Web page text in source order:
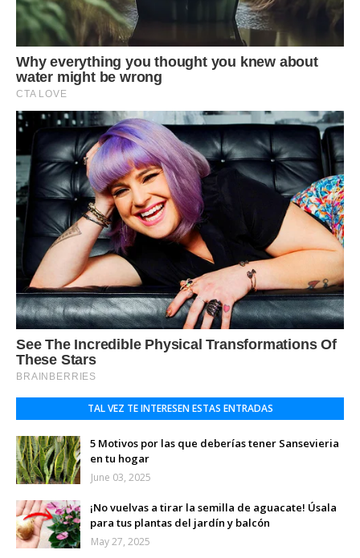
TAL VEZ TE INTERESEN ESTAS ENTRADAS
5 Motivos por las que deberías tener Sansevieria
en tu hogar
June 03, 2025
¡No vuelvas a tirar la semilla de aguacate! Úsala
para tus plantas del jardín y balcón
May 27, 2025